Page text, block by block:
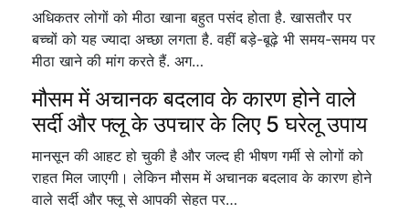
अधिकतर लोगों को मीठा खाना बहुत पसंद होता है. खासतौर पर
बच्चों को यह ज्यादा अच्छा लगता है. वहीं बड़े-बूढ़े भी समय-समय पर
मीठा खाने की मांग करते हैं. अग…
मौसम में अचानक बदलाव के कारण होने वाले
सर्दी और फ्लू के उपचार के लिए 5 घरेलू उपाय
मानसून की आहट हो चुकी है और जल्द ही भीषण गर्मी से लोगों को
राहत मिल जाएगी। लेकिन मौसम में अचानक बदलाव के कारण होने
वाले सर्दी और फ्लू से आपकी सेहत पर…